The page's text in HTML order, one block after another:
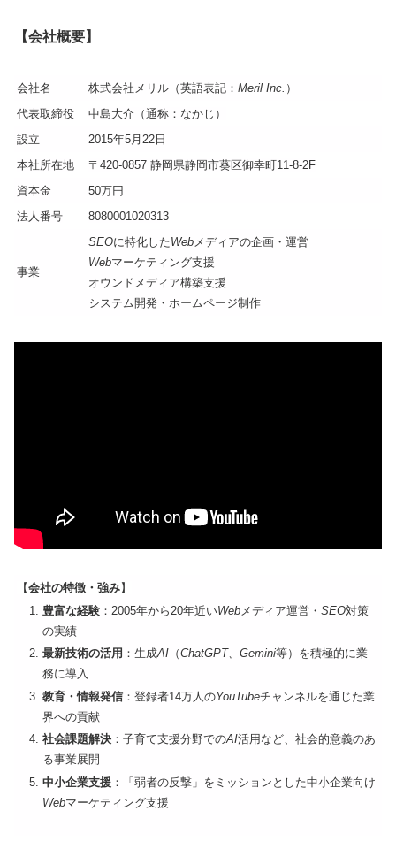
【会社概要】
会社名 株式会社メリル（英語表記： Meril Inc. ）
代表取締役
中島大介（通称：なかじ）
設立
2015年5月22日
本社所在地
〒420-0857 静岡県静岡市葵区御幸町11-8-2F
資本金
50万円
法人番号
8080001020313
事業
SEOに特化したWebメディアの企画・運営
Webマーケティング支援
オウンドメディア構築支援
システム開発・ホームページ制作
【会社の特徴・強み】
豊富な経験：2005年から20年近いWebメディア運営・ SEO対策
の実績
最新技術の活用 ：生成AI（ChatGPT、Gemini等）を積極的に業
務に導入
教育・情報発信：登録者14万人のYouTubeチャンネルを通じた業
界への貢献
社会課題解決：子育て支援分野でのAI活用など、社会的意義のあ
る事業展開
中小企業支援：「弱者の反撃」をミッションとした中小企業向け
Webマーケティング支援